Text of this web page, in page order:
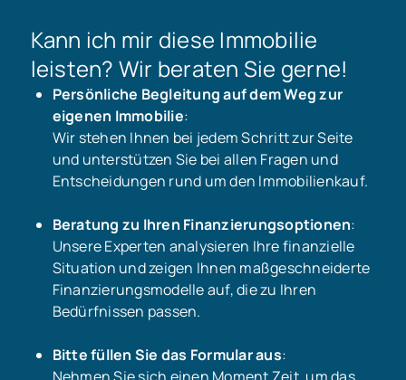
Kann ich mir diese Immobilie
leisten? Wir beraten Sie gerne!
Persönliche Begleitung auf dem Weg zur
eigenen Immobilie:
Wir stehen Ihnen bei jedem Schritt zur Seite
und unterstützen Sie bei allen Fragen und
Entscheidungen rund um den Immobilienkauf.
Beratung zu Ihren Finanzierungsoptionen:
Unsere Experten analysieren Ihre finanzielle
Situation und zeigen Ihnen maßgeschneiderte
Finanzierungsmodelle auf, die zu Ihren
Bedürfnissen passen.
Bitte füllen Sie das Formular aus: